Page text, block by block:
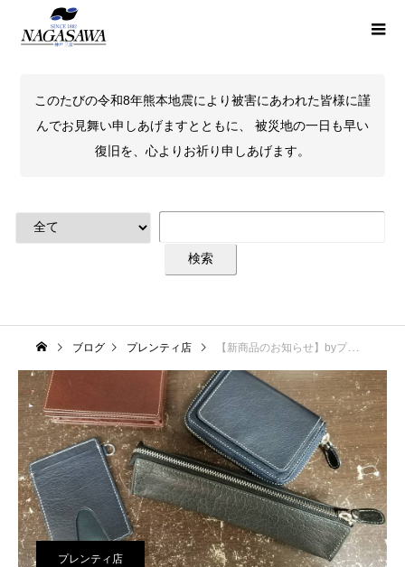
このたびの令和8年熊本地震により被害にあわれた皆様に謹
んでお見舞い申しあげますとともに、 被災地の一日も早い
復旧を、心よりお祈り申しあげます。
ブログ プレンティ店 【新商品のお知らせ】byプレンティ店
プレンティ店